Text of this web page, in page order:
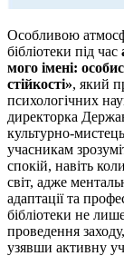
Особливою
бібліотеки під час
мого імені:
стійкості», який
психологічних
директорка
культурно-
учасникам
спокій, навіть
світ, адже
адаптації та
бібліотеки не
проведення
узявши активну